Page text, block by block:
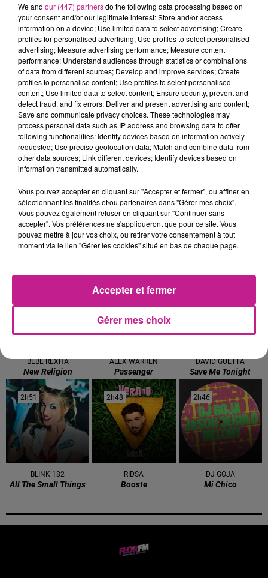
La chanteuse vient de décrocher son 20ème record au
Guiness Book. Après avoir été sacrée, entre autres, artiste
féminine la plus écoutée en une semaine sur Spotify ou
artiste féminine la plus suivie sur YouTube, elle vient de
décrocher le record du plus grand nombre de chansons
classées nº1 du Billboard Hot 100 dès leur sortie grâce à son
titre “Positions”.
TITRES DIFFUSÉS Voir plus
3h08
3h08
OFENBACH
3h06
3h06
ACE OF BASE ESMEE
BEBE REXHA
New Religion
ALEX WARREN
Passenger
DAVID GUETTA
Save Me Tonight
2h51
2h51
BLINK 182
All The Small Things
2h48
2h48
RIDSA
Booste
2h46
2h46
DJ GOJA
Mi Chico
We and our (447) partnersdo the following data processing based on
your consent and/or our legitimate interest: Store and/or access
information on a device; Use limited data to select advertising; Create
profiles for personalised advertising; Use profiles to select personalised
advertising; Measure advertising performance; Measure content
performance; Understand audiences through statistics or combinations
of data from different sources; Develop and improve services; Create
profiles to personalise content; Use profiles to select personalised
content; Use limited data to select content; Ensure security, prevent and
detect fraud, and fix errors; Deliver and present advertising and content;
Save and communicate privacy choices. These technologies may
process personal data such as IP address and browsing data to offer
following functionalities: Identify devices based on information actively
requested; Use precise geolocation data; Match and combine data from
other data sources; Link different devices; Identify devices based on
information transmitted automatically.
Vous pouvez accepter en cliquant sur "Accepter et fermer", ou affiner en
sélectionnant les finalités et/ou partenaires dans "Gérer mes choix".
Vous pouvez également refuser en cliquant sur "Continuer sans
accepter". Vos préférences ne s'appliqueront que pour ce site. Vous
pouvez mettre à jour vos choix, ou retirer votre consentement à tout
moment via le lien "Gérer les cookies" situé en bas de chaque page.
Gérer mes choix
Accepter et fermer